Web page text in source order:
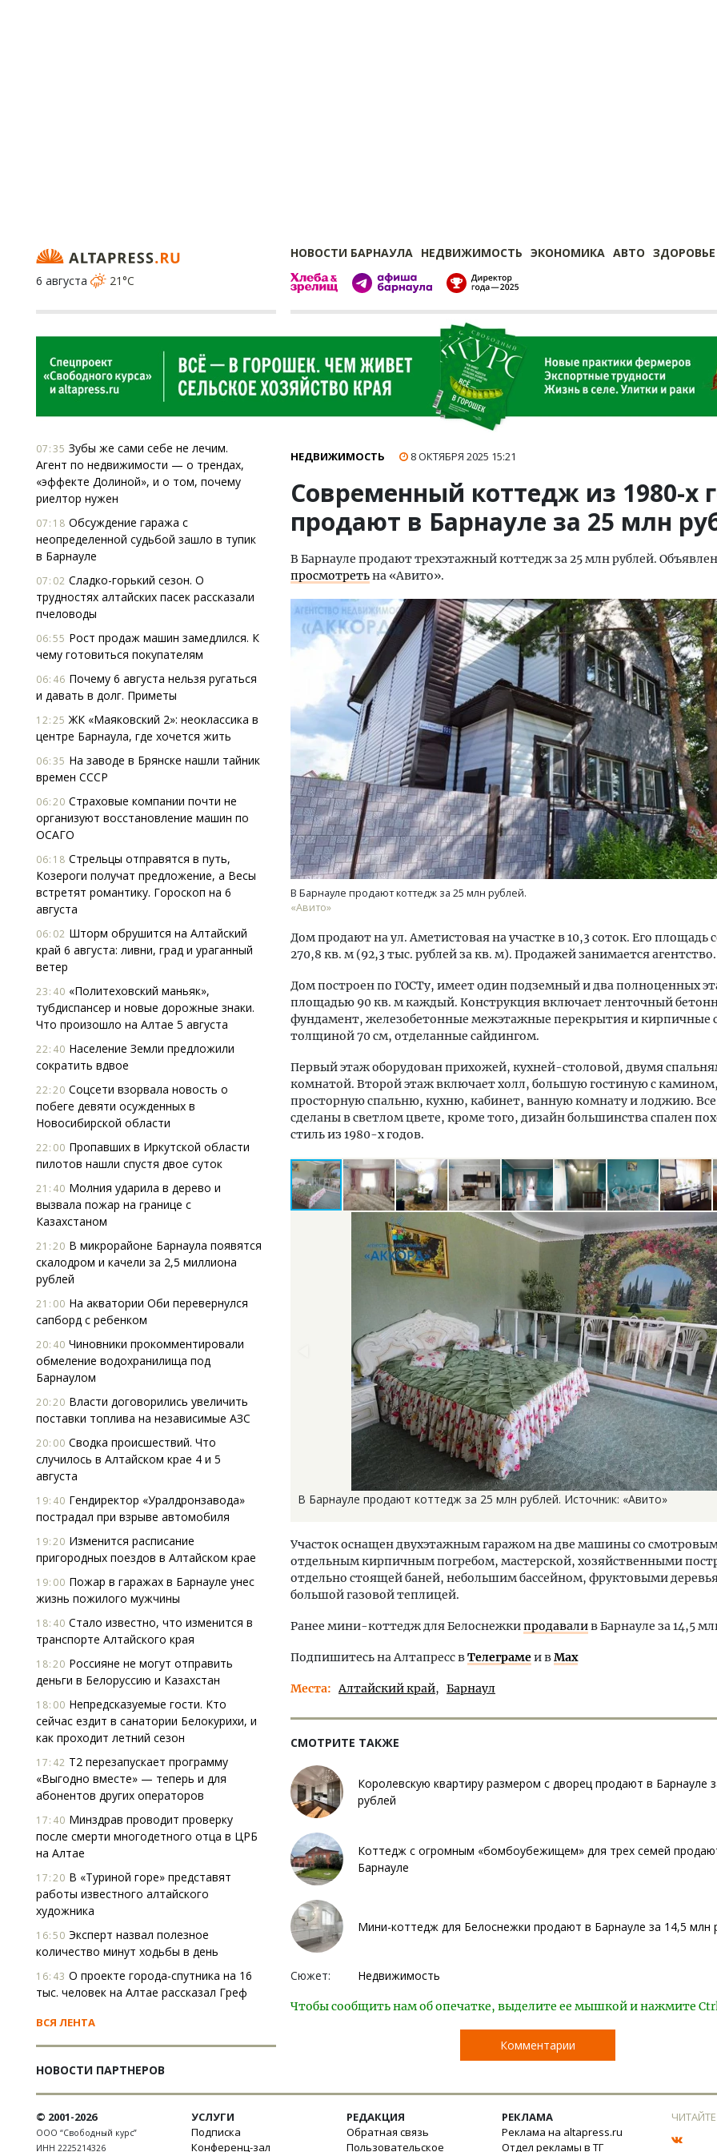
НОВОСТИ БАРНАУЛА НЕДВИЖИМОСТЬ ЭКОНОМИКА АВТО ЗДОРОВЬЕ
6 августа
21°C
07:35 Зубы же сами себе не лечим.
Агент по недвижимости — о трендах,
«эффекте Долиной», и о том, почему
риелтор нужен
07:18 Обсуждение гаража с
неопределенной судьбой зашло в тупик
в Барнауле
07:02 Сладко-горький сезон. О
трудностях алтайских пасек рассказали
пчеловоды
06:55 Рост продаж машин замедлился. К
чему готовиться покупателям
06:46 Почему 6 августа нельзя ругаться
и давать в долг. Приметы
12:25 ЖК «Маяковский 2»: неоклассика в
центре Барнаула, где хочется жить
06:35 На заводе в Брянске нашли тайник
времен СССР
06:20 Страховые компании почти не
организуют восстановление машин по
ОСАГО
06:18 Стрельцы отправятся в путь,
Козероги получат предложение, а Весы
встретят романтику. Гороскоп на 6
августа
06:02 Шторм обрушится на Алтайский
край 6 августа: ливни, град и ураганный
ветер
23:40 «Политеховский маньяк»,
тубдиспансер и новые дорожные знаки.
Что произошло на Алтае 5 августа
22:40 Население Земли предложили
сократить вдвое
22:20 Соцсети взорвала новость о
побеге девяти осужденных в
Новосибирской области
22:00 Пропавших в Иркутской области
пилотов нашли спустя двое суток
21:40 Молния ударила в дерево и
вызвала пожар на границе с
Казахстаном
21:20 В микрорайоне Барнаула появятся
скалодром и качели за 2,5 миллиона
рублей
21:00 На акватории Оби перевернулся
сапборд с ребенком
20:40 Чиновники прокомментировали
обмеление водохранилища под
Барнаулом
20:20 Власти договорились увеличить
поставки топлива на независимые АЗС
20:00 Сводка происшествий. Что
случилось в Алтайском крае 4 и 5
августа
19:40 Гендиректор «Уралдронзавода»
пострадал при взрыве автомобиля
19:20 Изменится расписание
пригородных поездов в Алтайском крае
19:00 Пожар в гаражах в Барнауле унес
жизнь пожилого мужчины
18:40 Стало известно, что изменится в
транспорте Алтайского края
18:20 Россияне не могут отправить
деньги в Белоруссию и Казахстан
18:00 Непредсказуемые гости. Кто
сейчас ездит в санатории Белокурихи, и
как проходит летний сезон
17:42 Т2 перезапускает программу
«Выгодно вместе» — теперь и для
абонентов других операторов
17:40 Минздрав проводит проверку
после смерти многодетного отца в ЦРБ
на Алтае
17:20 В «Туриной горе» представят
работы известного алтайского
художника
16:50 Эксперт назвал полезное
количество минут ходьбы в день
16:43 О проекте города-спутника на 16
тыс. человек на Алтае рассказал Греф
ВСЯ ЛЕНТА
НОВОСТИ ПАРТНЕРОВ
НЕДВИЖИМОСТЬ 8 ОКТЯБРЯ 2025 15:21
Современный коттедж из 1980-х
продают в Барнауле за 25 млн
В Барнауле продают трехэтажный коттедж за 25 млн рублей.
просмотретьна «Авито».
В Барнауле продают коттедж за 25 млн рублей.
«Авито»
Дом продают на ул. Аметистовая на участке в 10,3 соток. Его площадь
270,8 кв. м (92,3 тыс. рублей за кв. м). Продажей занимается агентство.
Дом построен по ГОСТу, имеет один подземный и два полноценных
площадью 90 кв. м каждый. Конструкция включает ленточный
фундамент, железобетонные межэтажные перекрытия и кирпичные
толщиной 70 см, отделанные сайдингом.
Первый этаж оборудован прихожей, кухней-столовой, двумя
комнатой. Второй этаж включает холл, большую гостиную с камином,
просторную спальню, кухню, кабинет, ванную комнату и лоджию.
сделаны в светлом цвете, кроме того, дизайн большинства спален
стиль из 1980-х годов.
В Барнауле продают коттедж за 25 млн рублей. Источник: «Авито»
Участок оснащен двухэтажным гаражом на две машины со
отдельным кирпичным погребом, мастерской, хозяйственными
отдельно стоящей баней, небольшим бассейном, фруктовыми
большой газовой теплицей.
Ранее мини-коттедж для Белоснежкипродавалив Барнауле за 14,5
Подпишитесь на Алтапресс вТелеграмеи вMax
Места Алтайский край Барнаул
СМОТРИТЕ ТАКЖЕ
Королевскую квартиру размером с дворец продают в Барнауле
рублей
Коттедж с огромным «бомбоубежищем» для трех семей
Барнауле
Мини-коттедж для Белоснежки продают в Барнауле за 14,5 млн
Сюжет: Недвижимость
Чтобы сообщить нам об опечатке, выделите ее мышкой и нажмите
Комментарии
Руководитель газовой компании —
об итогах пяти лет догазификации,
вакансиях и подготовке специалистов
ЭНЕРГЕТИКА
Тренд-2026: почему бамбуковые
панели меняют правила ремонта
Тихая гавань для
ИЖС Алтайского края
© 2001-2026
ООО “Свободный курс”
ИНН 2225214326
УСЛУГИ
Подписка
Конференц-зал
РЕДАКЦИЯ
Обратная связь
Пользовательское
РЕКЛАМА
Реклама на altapress.ru
Отдел рекламы в ТГ